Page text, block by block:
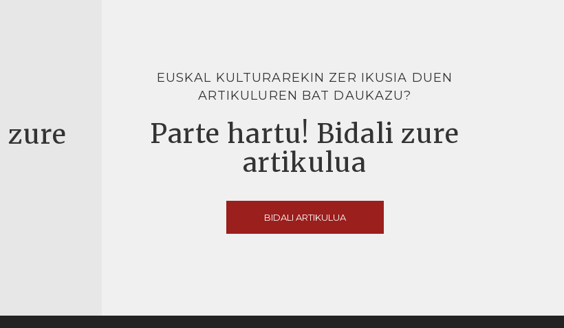
EUSKAL KULTURAREKIN ZER IKUSIA DUEN
ARTIKULUREN BAT DAUKAZU?
Parte hartu! Bidali zure
artikulua
BIDALI ARTIKULUA